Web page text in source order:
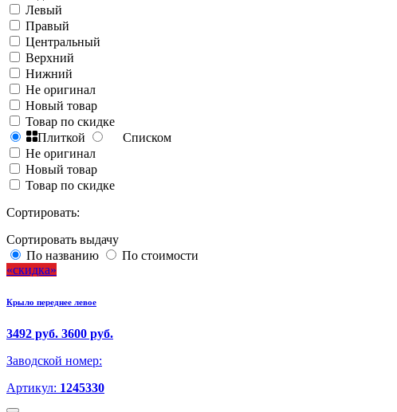
Левый
Правый
Центральный
Верхний
Нижний
Не оригинал
Новый товар
Товар по скидке
Плиткой
Списком
Не оригинал
Новый товар
Товар по скидке
Сортировать:
Сортировать выдачу
По названию
По стоимости
скидка
Крыло переднее левое
3492 руб. 3600 руб.
Заводской номер:
Артикул: 1245330